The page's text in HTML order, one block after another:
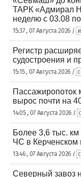
ТАРК «Адмирал
неделю с 03.08
15:37 , 07 Августа 2026 /
Регистр
судостроения и
15:15 , 07 Августа 2026 /
Пассажиропоток
вырос почти на
14:05 , 07 Августа 2026 /
Более 3,6 тыс. км
ЧС в Керченском
13:46 , 07 Августа 2026 /
Северный завоз